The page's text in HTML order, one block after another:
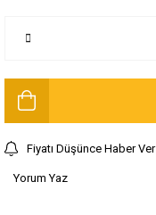
Fiyatı Düşünce Haber Ver
Yorum Yaz